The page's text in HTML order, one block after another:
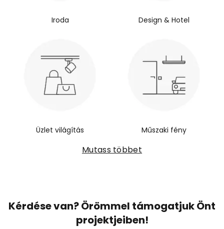
Iroda Design & Hotel
Üzlet világítás Műszaki fény
Mutass többet
Kérdése van? Örömmel támogatjuk Önt
projektjeiben!